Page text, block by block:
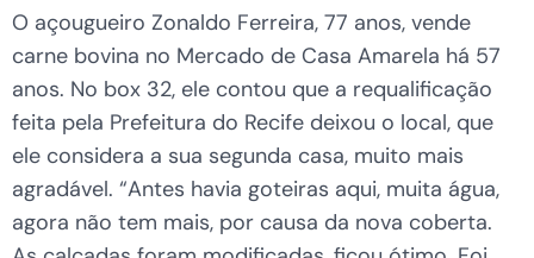
O açougueiro Zonaldo Ferreira, 77 anos, vende
carne bovina no Mercado de Casa Amarela há 57
anos. No box 32, ele contou que a requalificação
feita pela Prefeitura do Recife deixou o local, que
ele considera a sua segunda casa, muito mais
agradável. “Antes havia goteiras aqui, muita água,
agora não tem mais, por causa da nova coberta.